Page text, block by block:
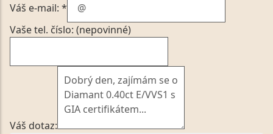
Váš e-mail: *
Vaše tel. číslo: (nepovinné)
Váš dotaz: